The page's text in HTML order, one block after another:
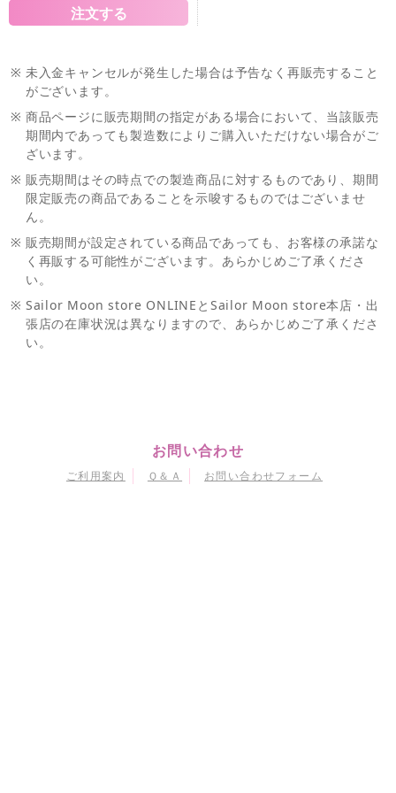
※ 未入金キャンセルが発生した場合は予告なく再販売すること
がございます。
※ 商品ページに販売期間の指定がある場合において、当該販売
期間内であっても製造数によりご購入いただけない場合がご
ざいます。
※ 販売期間はその時点での製造商品に対するものであり、期間
限定販売の商品であることを示唆するものではございませ
ん。
※ 販売期間が設定されている商品であっても、お客様の承諾な
く再販する可能性がございます。あらかじめご了承くださ
い。
※ Sailor Moon store ONLINEとSailor Moon store本店・出
張店の在庫状況は異なりますので、あらかじめご了承くださ
い。
お問い合わせ
ご利用案内 Ｑ＆Ａ お問い合わせフォーム